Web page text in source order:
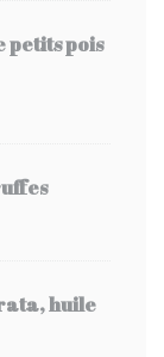
petits pois
huile